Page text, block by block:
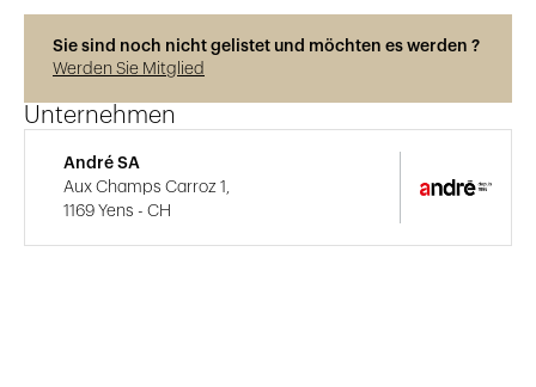
Sie sind noch nicht gelistet und möchten es werden ?
Werden Sie Mitglied
Unternehmen
André SA
Aux Champs Carroz 1,
1169 Yens - CH